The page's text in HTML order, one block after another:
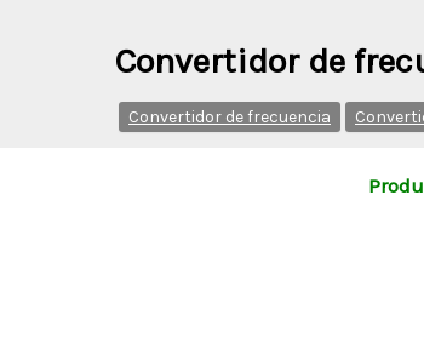
Convertidor de
Convertidor de frecuencia